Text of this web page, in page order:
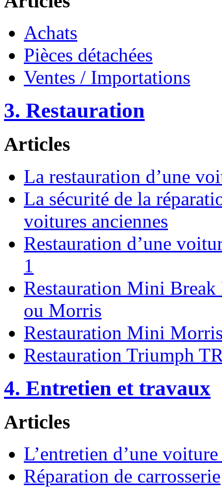
Achats
Pièces détachées
Ventes / Importations
3. Restauration
Articles
La restauration d’une
La sécurité de la
voitures anciennes
Restauration d’une
1
Restauration Mini
ou Morris
Restauration Mini
Restauration Triumph
4. Entretien et travaux
Articles
L’entretien d’une
Réparation de carrosserie